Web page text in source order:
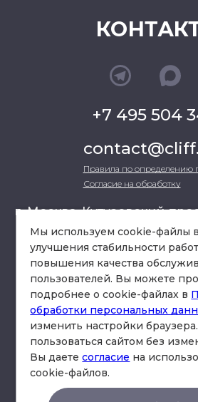
+7 495 504
Правила по определению
Согласие на обработку
г. Москва, Кутузовский
офис 301
схема
© Юридическая фирма
Мы используем cookie-файлы
улучшения стабильности
повышения качества
пользователей. Вы можете
подробнее о cookie-файлах в
обработки персональных
изменить настройки
пользоваться сайтом без
Вы даетесогласие на
cookie-файлов.